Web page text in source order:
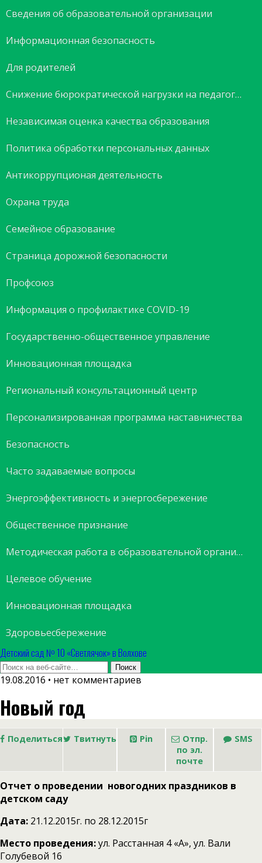
Сведения об образовательной организации
Информационная безопасность
Для родителей
Снижение бюрократической нагрузки на педагогов
Независимая оценка качества образования
Политика обработки персональных данных
Антикоррупционая деятельность
Охрана труда
Семейное образование
Страница дорожной безопасности
Профсоюз
Информация о профилактике COVID-19
Государственно-общественное управление
Инновационная площадка
Региональный консультационный центр
Персонализированная программа наставничества
Безопасность
Часто задаваемые вопросы
Энергоэффективность и энергосбережение
Общественное признание
Методическая работа в образовательной организации
Целевое обучение
Инновационная площадка
Здоровьесбережение
Детский сад № 10 «Светлячок» в Волхове
19.08.2016 • нет комментариев
Новый год
Поделиться Твитнуть Pin
Отпр.
по эл.
почте
SMS
Отчет о проведении новогодних праздников в
детском саду
Дата: 21.12.2015г. по 28.12.2015г
Место проведения:ул. Расстанная 4 «А», ул. Вали
Голубевой 16